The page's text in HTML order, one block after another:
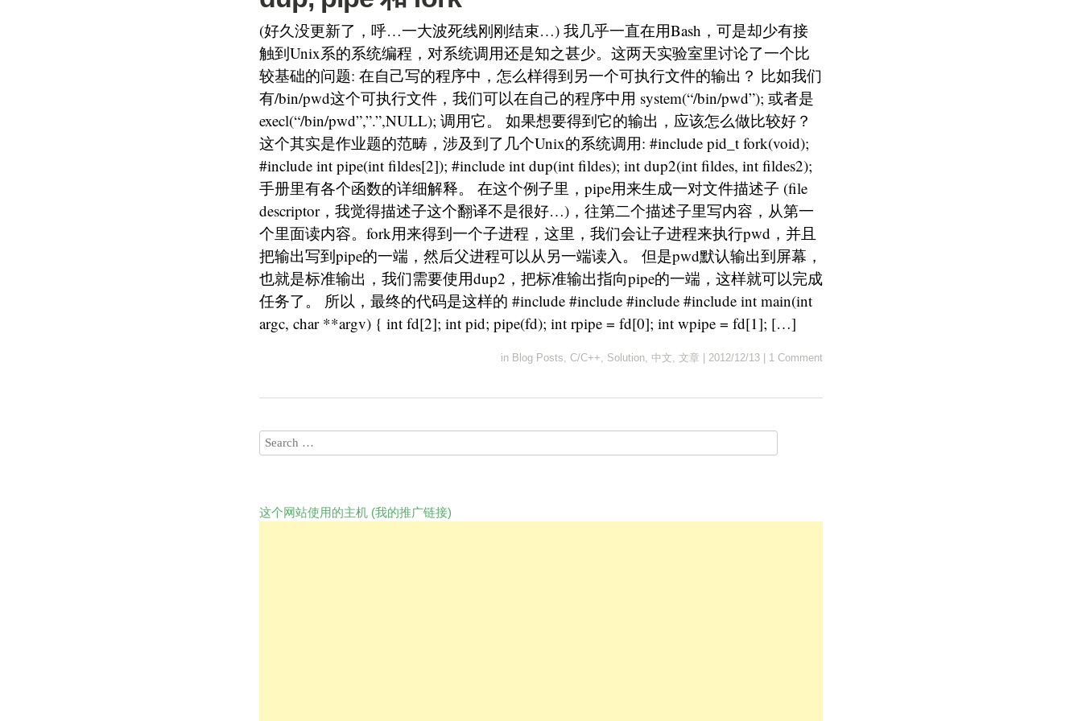
(好久没更新了，呼…一大波死线刚刚结束…) 我几乎一直在用Bash，可是却少有接
触到Unix系的系统编程，对系统调用还是知之甚少。这两天实验室里讨论了一个比
较基础的问题: 在自己写的程序中，怎么样得到另一个可执行文件的输出？ 比如我们
有/bin/pwd这个可执行文件，我们可以在自己的程序中用 system(“/bin/pwd”); 或者是
execl(“/bin/pwd”,”.”,NULL); 调用它。 如果想要得到它的输出，应该怎么做比较好？
这个其实是作业题的范畴，涉及到了几个Unix的系统调用: #include pid_t fork(void);
#include int pipe(int fildes[2]); #include int dup(int fildes); int dup2(int fildes, int fildes2);
手册里有各个函数的详细解释。 在这个例子里，pipe用来生成一对文件描述子 (file
descriptor，我觉得描述子这个翻译不是很好…)，往第二个描述子里写内容，从第一
个里面读内容。fork用来得到一个子进程，这里，我们会让子进程来执行pwd，并且
把输出写到pipe的一端，然后父进程可以从另一端读入。 但是pwd默认输出到屏幕，
也就是标准输出，我们需要使用dup2，把标准输出指向pipe的一端，这样就可以完成
任务了。 所以，最终的代码是这样的 #include #include #include #include int main(int
argc, char **argv) { int fd[2]; int pid; pipe(fd); int rpipe = fd[0]; int wpipe = fd[1]; […]
in Blog Posts, C/C++, Solution, 中文, 文章 2012/12/13 1 Comment
这个网站使用的主机 (我的推广链接)